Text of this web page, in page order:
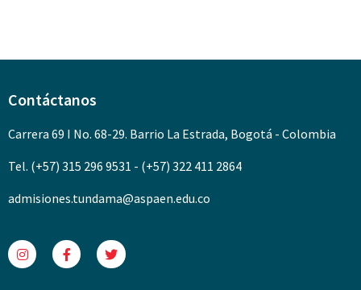
Contáctanos
Carrera 69 I No. 68-29. Barrio La Estrada, Bogotá - Colombia
Tel. (+57) 315 296 9531 - (+57) 322 411 2864
admisiones.tundama@aspaen.edu.co